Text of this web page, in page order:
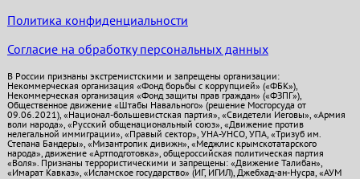
Политика конфиденциальности
Согласие на обработку персональных данных
В России признаны экстремистскими и запрещены организации:
Некоммерческая организация «Фонд борьбы с коррупцией» («ФБК»),
Некоммерческая организация «Фонд защиты прав граждан» («ФЗПГ»),
Общественное движение «Штабы Навального» (решение Мосгорсуда от
09.06.2021), «Национал-большевистская партия», «Свидетели Иеговы», «Армия
воли народа», «Русский общенациональный союз», «Движение против
нелегальной иммиграции», «Правый сектор», УНА-УНСО, УПА, «Тризуб им.
Степана Бандеры», «Мизантропик дивижн», «Меджлис крымскотатарского
народа», движение «Артподготовка», общероссийская политическая партия
«Воля». Признаны террористическими и запрещены: «Движение Талибан»,
«Имарат Кавказ», «Исламское государство» (ИГ, ИГИЛ), Джебхад-ан-Нусра, «АУМ